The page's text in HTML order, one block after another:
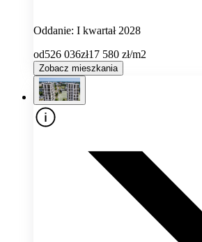
Oddanie: I kwartał 2028
od526 036zł17 580 zł/m2
Zobacz mieszkania